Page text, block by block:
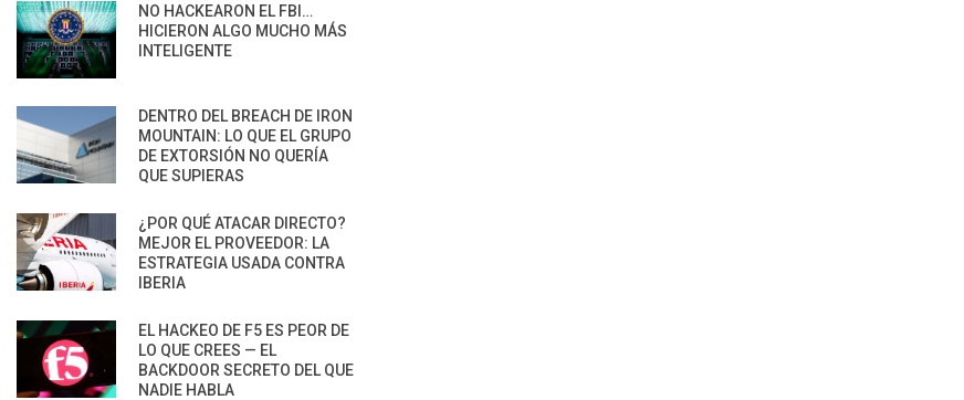
NO HACKEARON EL FBI…
HICIERON ALGO MUCHO MÁS
INTELIGENTE
DENTRO DEL BREACH DE IRON
MOUNTAIN: LO QUE EL GRUPO
DE EXTORSIÓN NO QUERÍA
QUE SUPIERAS
¿POR QUÉ ATACAR DIRECTO?
MEJOR EL PROVEEDOR: LA
ESTRATEGIA USADA CONTRA
IBERIA
EL HACKEO DE F5 ES PEOR DE
LO QUE CREES — EL
BACKDOOR SECRETO DEL QUE
NADIE HABLA